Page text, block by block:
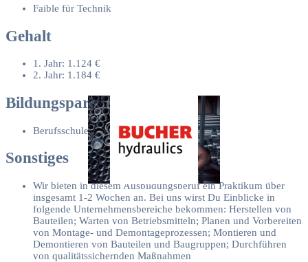
Faible für Technik
Gehalt
1. Jahr: 1.124 €
2. Jahr: 1.184 €
Bildungspartner
Berufsschule in Freising
Sonstiges
Wir bieten in diesem Ausbildungsberuf ein Praktikum über
insgesamt 1-2 Wochen an. Bei uns wirst Du Einblicke in
folgende Unternehmensbereiche bekommen: Herstellen von
Bauteilen; Warten von Betriebsmitteln; Planen und Vorbereiten
von Montage- und Demontageprozessen; Montieren und
Demontieren von Bauteilen und Baugruppen; Durchführen
von qualitätssichernden Maßnahmen